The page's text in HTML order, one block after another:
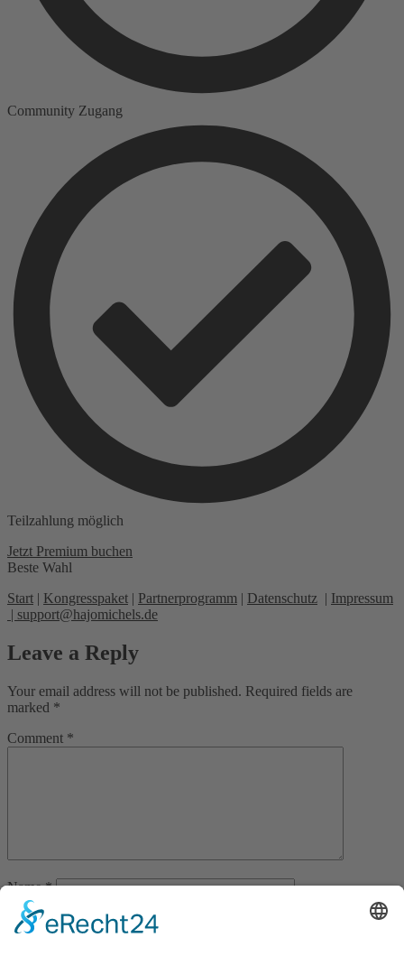
Community Zugang
Teilzahlung möglich
Jetzt Premium buchen
Beste Wahl
Start | Kongresspaket | Partnerprogramm | Datenschutz | Impressum
| support@hajomichels.de
Leave a Reply
Your email address will not be published. Required fields are
marked *
Comment *
Name*
Email*